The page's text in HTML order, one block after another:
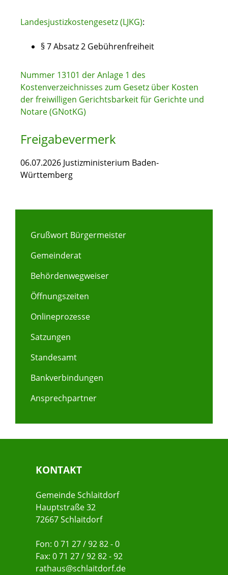
Landesjustizkostengesetz (LJKG):
§ 7 Absatz 2 Gebührenfreiheit
Nummer 13101 der Anlage 1 des
Kostenverzeichnisses zum Gesetz über Kosten
der freiwilligen Gerichtsbarkeit für Gerichte und
Notare (GNotKG)
Freigabevermerk
06.07.2026 Justizministerium Baden-
Württemberg
Grußwort Bürgermeister
Gemeinderat
Behördenwegweiser
Öffnungszeiten
Onlineprozesse
Satzungen
Standesamt
Bankverbindungen
Ansprechpartner
KONTAKT
Gemeinde Schlaitdorf
Hauptstraße 32
72667 Schlaitdorf
Fon: 0 71 27 / 92 82 - 0
Fax: 0 71 27 / 92 82 - 92
rathaus@schlaitdorf.de